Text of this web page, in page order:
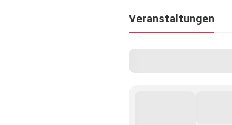
Veranstaltungen